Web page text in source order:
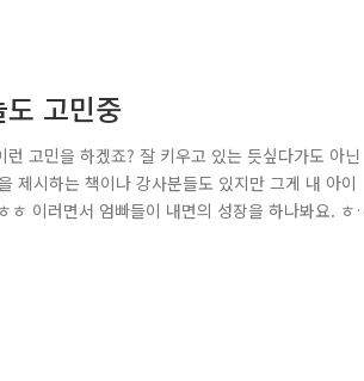
고민중
고민을 하겠죠? 잘 키우고 있는 듯싶다가도 아닌
제시하는 책이나 강사분들도 있지만 그게 내 아이
이러면서 엄빠들이 내면의 성장을 하나봐요. ㅎ
조금 생각을 달리해봅니다. ^^ The power of